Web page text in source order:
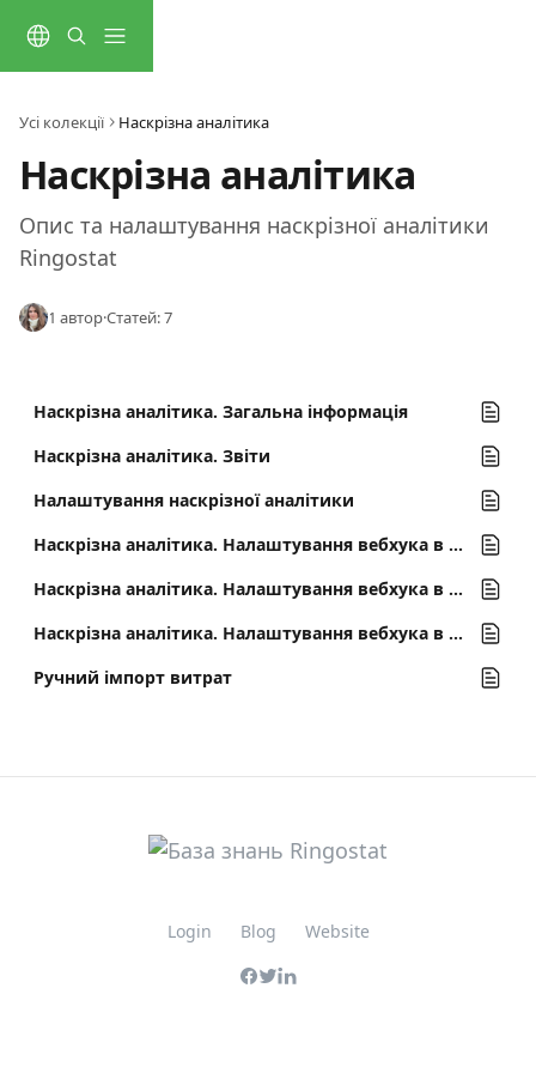
Усі колекції Наскрізна аналітика
Наскрізна аналітика
Опис та налаштування наскрізної аналітики
Ringostat
1 автор·Статей: 7
Наскрізна аналітика. Загальна інформація
Наскрізна аналітика. Звіти
Налаштування наскрізної аналітики
Наскрізна аналітика. Налаштування вебхука в ZohoCRM
Наскрізна аналітика. Налаштування вебхука в retailCRM
Наскрізна аналітика. Налаштування вебхука в Bitrix24
Ручний імпорт витрат
Login Blog Website